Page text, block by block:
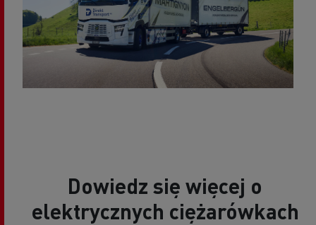
Dowiedz się więcej o
elektrycznych ciężarówkach